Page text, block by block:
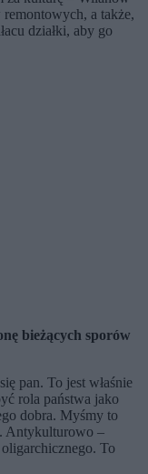
a także,
działki, aby go
bieżących sporów
pan. To jest właśnie
rola państwa jako
dobra. Myśmy to
Antykulturowo –
To